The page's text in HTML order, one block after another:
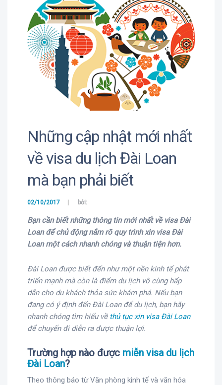
Những cập nhật mới nhất
về visa du lịch Đài Loan
mà bạn phải biết
02/10/2017 bởi:
Bạn cần biết những thông tin mới nhất về visa Đài
Loan để chủ động nắm rõ quy trình xin visa Đài
Loan một cách nhanh chóng và thuận tiện hơn.
Đài Loan được biết đến như một nền kinh tế phát
triển mạnh mà còn là điểm du lịch vô cùng hấp
dẫn cho du khách thỏa sức khám phá. Nếu bạn
đang có ý định đến Đài Loan để du lịch, bạn hãy
nhanh chóng tìm hiểu về thủ tục xin visa Đài Loan
để chuyến đi diễn ra được thuận lợi.
Trường hợp nào được miễn visa du lịch
Đài Loan?
Theo thông báo từ Văn phòng kinh tế và văn hóa